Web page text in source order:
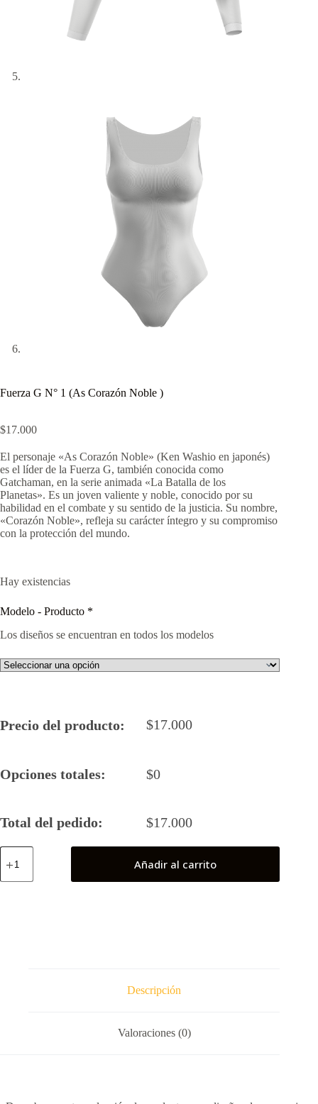
Fuerza G N° 1 (As Corazón Noble )
$17.000
El personaje «As Corazón Noble» (Ken Washio en japonés)
es el líder de la Fuerza G, también conocida como
Gatchaman, en la serie animada «La Batalla de los
Planetas». Es un joven valiente y noble, conocido por su
habilidad en el combate y su sentido de la justicia. Su nombre,
«Corazón Noble», refleja su carácter íntegro y su compromiso
con la protección del mundo.
Hay existencias
Modelo - Producto *
Los diseños se encuentran en todos los modelos
Precio del producto: $17.000
Opciones totales: $0
Total del pedido: $17.000
Fuerza
G
Añadir al carrito
Descripción
Valoraciones (0)